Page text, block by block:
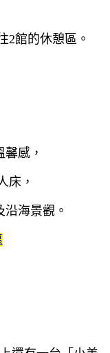
2館的休憩區。
感，
床，
海景觀。